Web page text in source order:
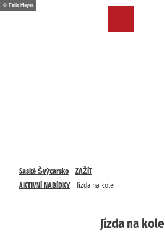
T© Felix Meyer
Saské Švýcarsko
ZAŽÍT
AKTIVNÍ NABÍDKY
Jízda na kole
Jízda na kole